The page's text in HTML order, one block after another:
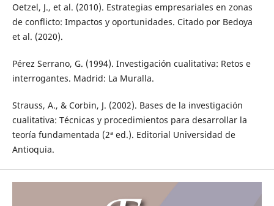
Oetzel, J., et al. (2010). Estrategias empresariales en zonas
de conflicto: Impactos y oportunidades. Citado por Bedoya
et al. (2020).
Pérez Serrano, G. (1994). Investigación cualitativa: Retos e
interrogantes. Madrid: La Muralla.
Strauss, A., & Corbin, J. (2002). Bases de la investigación
cualitativa: Técnicas y procedimientos para desarrollar la
teoría fundamentada (2ª ed.). Editorial Universidad de
Antioquia.